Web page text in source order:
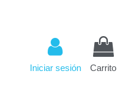
Iniciar sesión Carrito